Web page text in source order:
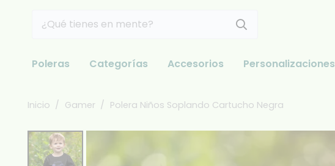
Poleras Categorías Accesorios Personalizaciones
Inicio / Gamer / Polera Niños Soplando Cartucho Negra